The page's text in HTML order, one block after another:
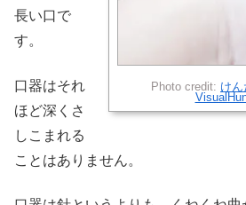
Photo credit: け
長い口で
す。
口器はそれ
ほど深くさ
しこまれる
ことはありません。